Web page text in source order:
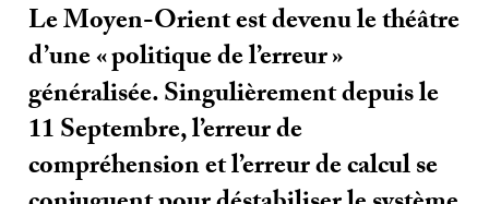
Le Moyen-Orient est devenu le théâtre
d’une «politique de l’erreur»
généralisée. Singulièrement depuis le
11 Septembre, l’erreur de
compréhension et l’erreur de calcul se